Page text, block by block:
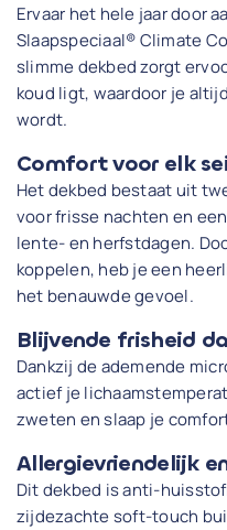
Ervaar het hele jaar door
Slaapspeciaal® Climate
slimme dekbed zorgt
koud ligt, waardoor je
wordt.
Comfort voor elk
Het dekbed bestaat uit
voor frisse nachten en
lente- en herfstdagen.
koppelen, heb je een
het benauwde gevoel.
Blijvende frisheid
Dankzij de ademende
actief je
zweten en slaap je
Allergievriendelijk
Dit dekbed is anti-
zijdezachte soft-touch